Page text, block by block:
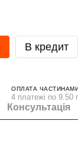
В кредит
ОПЛАТА ЧАСТИНАМИ
4 платежі по 9.50
Консультація